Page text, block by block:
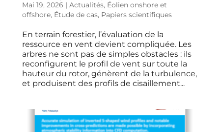
Mai 19, 2026 | Actualités, Éolien onshore et
offshore, Étude de cas, Papiers scientifiques
En terrain forestier, l’évaluation de la
ressource en vent devient compliquée. Les
arbres ne sont pas de simples obstacles : ils
reconfigurent le profil de vent sur toute la
hauteur du rotor, génèrent de la turbulence,
et produisent des profils de cisaillement...